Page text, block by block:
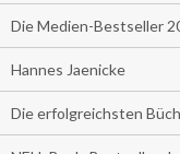
Die Medien-Bestseller
Hannes Jaenicke
Die erfolgreichsten